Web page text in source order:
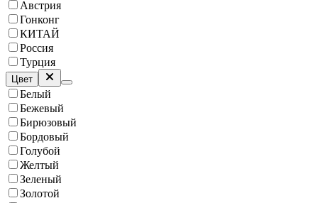
Австрия
Гонконг
КИТАЙ
Россия
Турция
Цвет
Белый
Бежевый
Бирюзовый
Бордовый
Голубой
Желтый
Зеленый
Золотой